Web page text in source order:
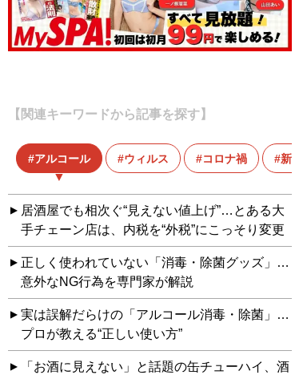
【関連キーワードから記事を探す】
アルコール ウィルス コロナ禍 新
居酒屋でも相次ぐ“見えない値上げ”…とある大
手チェーン店は、内税を“外税”にこっそり変更
正しく使われていない「消毒・除菌グッズ」…
意外なNG行為を専門家が解説
実は誤解だらけの「アルコール消毒・除菌」…
プロが教える“正しい使い方”
「お酒に見えない」と話題の缶チューハイ、酒